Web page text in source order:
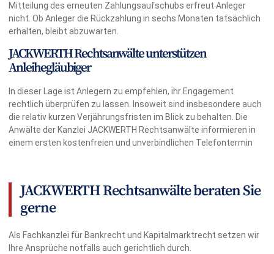
Mitteilung des erneuten Zahlungsaufschubs erfreut Anleger
nicht. Ob Anleger die Rückzahlung in sechs Monaten tatsächlich
erhalten, bleibt abzuwarten.
JACKWERTH Rechtsanwälte unterstützen
Anleihegläubiger
In dieser Lage ist Anlegern zu empfehlen, ihr Engagement
rechtlich überprüfen zu lassen. Insoweit sind insbesondere auch
die relativ kurzen Verjährungsfristen im Blick zu behalten. Die
Anwälte der Kanzlei JACKWERTH Rechtsanwälte informieren in
einem ersten kostenfreien und unverbindlichen Telefontermin
JACKWERTH Rechtsanwälte beraten Sie
gerne
Als Fachkanzlei für Bankrecht und Kapitalmarktrecht setzen wir
Ihre Ansprüche notfalls auch gerichtlich durch.